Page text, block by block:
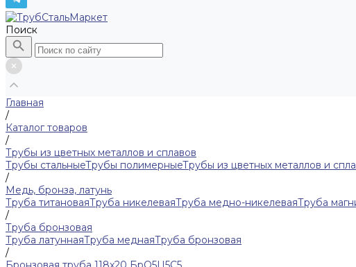
Поиск
Главная
/
Каталог товаров
/
Трубы из цветных металлов и сплавов
Трубы стальныеТрубы полимерныеТрубы из цветных металлов и
/
Медь, бронза, латунь
Труба титановаяТруба никелеваяТруба медно-никелеваяТруба
/
Труба бронзовая
Труба латуннаяТруба меднаяТруба бронзовая
/